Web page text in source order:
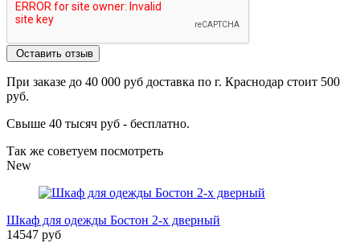
Оставить отзыв
При заказе до 40 000 руб доставка по г. Краснодар стоит 500
руб.
Свыше 40 тысяч руб - бесплатно.
Так же советуем посмотреть
New
Шкаф для одежды Бостон 2-х дверный
14547 руб